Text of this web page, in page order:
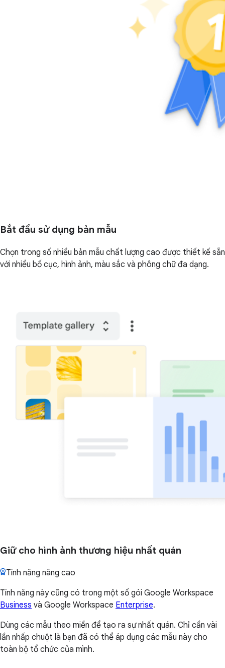
Bắt đầu sử dụng bản mẫu
Chọn trong số nhiều bản mẫu chất lượng cao được thiết kế sẵn
với nhiều bố cục, hình ảnh, màu sắc và phông chữ đa dạng.
Giữ cho hình ảnh thương hiệu nhất quán
Tính năng nâng cao
Tính năng này cũng có trong một số gói Google Workspace
Business và Google Workspace Enterprise.
Dùng các mẫu theo miền để tạo ra sự nhất quán. Chỉ cần vài
lần nhấp chuột là bạn đã có thể áp dụng các mẫu này cho
toàn bộ tổ chức của mình.